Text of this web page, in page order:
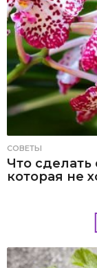
СОВЕТЫ
Что
которая не